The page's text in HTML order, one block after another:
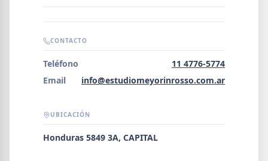
Error al cargar empresas.
CONTACTO
Teléfono
11 4776-5774
Email
info@estudiomeyorinrosso.com.ar
UBICACIÓN
Honduras 5849 3A, CAPITAL